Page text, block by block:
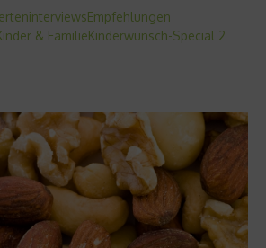
Empfehlungen
& FamilieKinderwunsch-Special 2